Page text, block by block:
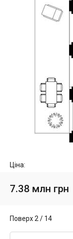
Ціна:
7.38 млн грн
Поверх 2 / 14